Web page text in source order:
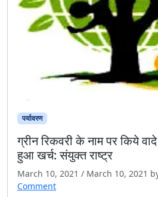
पर्यावरण
ग्रीन रिकवरी के नाम पर किये
हुआ खर्च: संयुक्त राष्ट्र
March 10, 2021 / March 10, 2021
Comment